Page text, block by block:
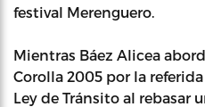
festival Merenguero.
Mientras Báez Alicea
Corolla 2005 por la
Ley de Tránsito al rebasar